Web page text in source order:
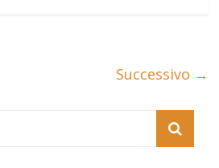
Successivo →